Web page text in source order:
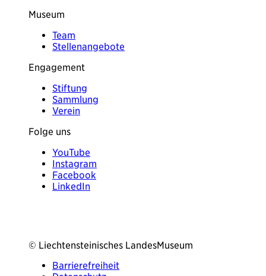
Museum
Team
Stellenangebote
Engagement
Stiftung
Sammlung
Verein
Folge uns
YouTube
Instagram
Facebook
LinkedIn
© Liechtensteinisches LandesMuseum
Barrierefreiheit